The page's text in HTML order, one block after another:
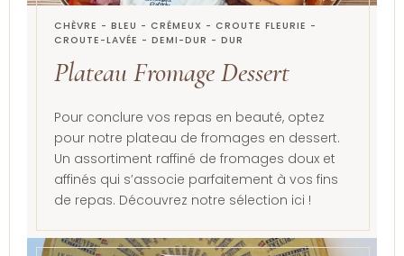
CHÈVRE - BLEU - CRÉMEUX - CROUTE FLEURIE -
CROUTE-LAVÉE - DEMI-DUR - DUR
Plateau Fromage Dessert
Pour conclure vos repas en beauté, optez
pour notre plateau de fromages en dessert.
Un assortiment raffiné de fromages doux et
affinés qui s’associe parfaitement à vos fins
de repas. Découvrez notre sélection ici !